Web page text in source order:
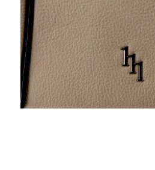
検索
お問い合わせ